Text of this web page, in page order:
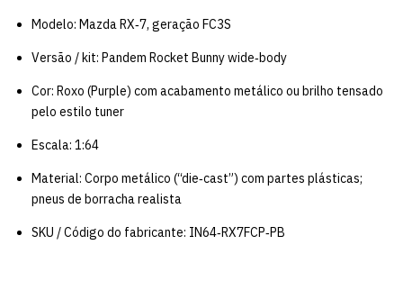
Modelo: Mazda RX‑7, geração FC3S
Versão / kit: Pandem Rocket Bunny wide‑body
Cor: Roxo (Purple) com acabamento metálico ou brilho tensado
pelo estilo tuner
Escala: 1:64
Material: Corpo metálico (“die‑cast”) com partes plásticas;
pneus de borracha realista
SKU / Código do fabricante: IN64‑RX7FCP‑PB